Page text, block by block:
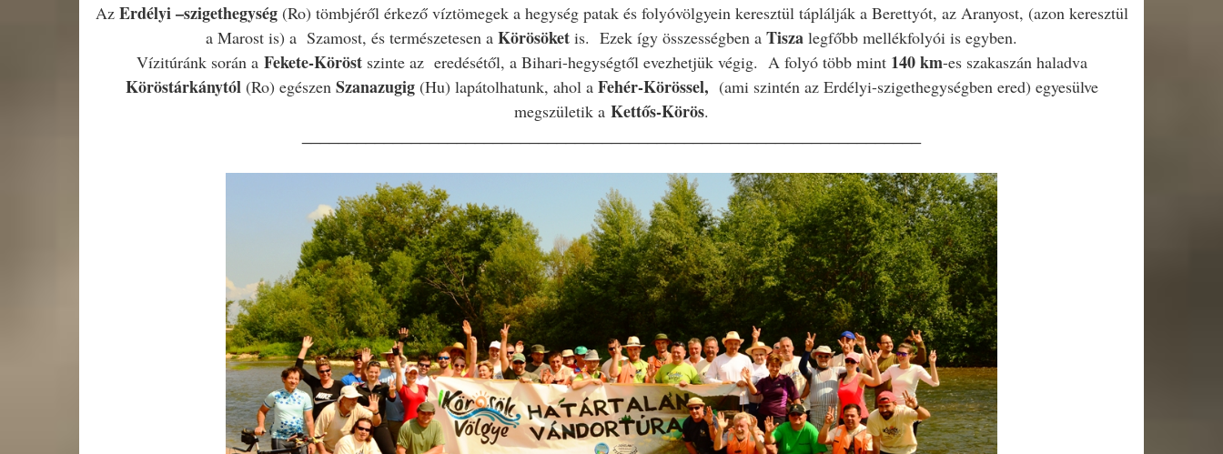
Az Erdélyi –szigethegység(Ro) tömbjéről érkező víztömegek a hegység patak és folyóvölgyein keresztül táplálják a Berettyót, az Aranyost, (azon keresztül
a Marost is) a Szamost, és természetesen a Körösöket is. Ezek így összességben a Tisza legfőbb mellékfolyói is egyben.
Vízitúránk során a Fekete-Köröst szinte az eredésétől, a Bihari-hegységtől evezhetjük végig. A folyó több mint 140 km-es szakaszán haladva
Köröstárkánytól (Ro) egészen Szanazugig(Hu) lapátolhatunk, ahol a Fehér-Körössel, (ami szintén az Erdélyi-szigethegységben ered) egyesülve
megszületik a Kettős-Körös.